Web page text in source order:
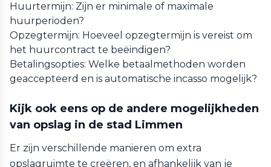
Huurtermijn: Zijn er minimale of maximale
huurperioden?
Opzegtermijn: Hoeveel opzegtermijn is vereist om
het huurcontract te beëindigen?
Betalingsopties: Welke betaalmethoden worden
geaccepteerd en is automatische incasso mogelijk?
Kijk ook eens op de andere mogelijkheden
van opslag in de stad Limmen
Er zijn verschillende manieren om extra
opslagruimte te creëren, en afhankelijk van je